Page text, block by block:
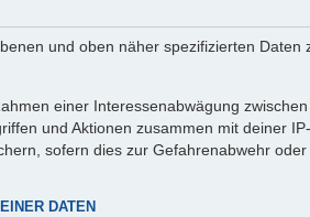
und oben näher spezifizierten Daten
einer Interessenabwägung
und Aktionen zusammen mit deiner
sofern dies zur Gefahrenabwehr
DATEN